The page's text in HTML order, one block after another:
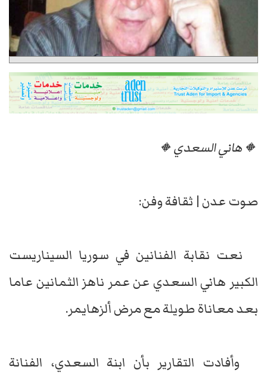
🔸هاني السعدي🔸
صوت عدن | ثقافة وفن:
نعت نقابة الفنانين في سوريا السيناريست
الكبير هاني السعدي عن عمر ناهز الثمانين عاما
بعد معاناة طويلة مع مرض ألزهايمر.
وأفادت التقارير بأن ابنة السعدي، الفنانة